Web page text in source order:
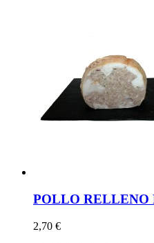
POLLO RELLENO
2,70 €